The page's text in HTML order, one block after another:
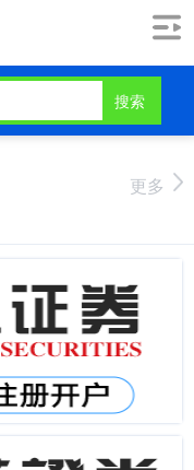
搜索
更多